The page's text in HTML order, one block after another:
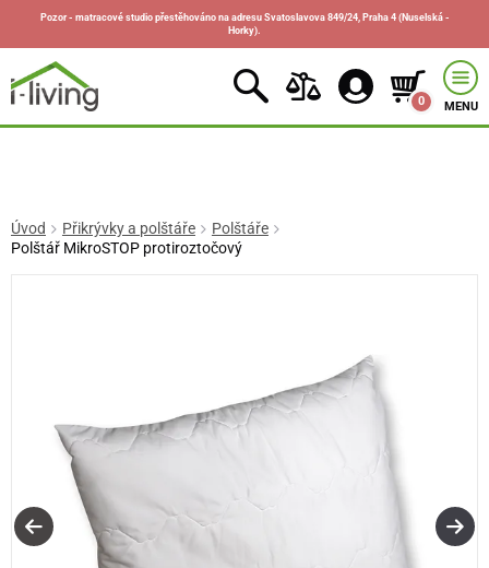
Pozor - matracové studio přestěhováno na adresu Svatoslavova 849/24, Praha 4 (Nuselská -
Horky).
0 MENU
Úvod Přikrývky a polštáře
Polštáře
Polštář MikroSTOP protiroztočový